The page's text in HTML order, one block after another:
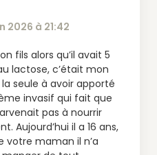
2026 à 21:42
fils alors qu’il avait 5
lactose, c’était mon
seule à avoir apporté
invasif qui fait que
pas à nourrir
Aujourd’hui il a 16 ans,
votre maman il n’a